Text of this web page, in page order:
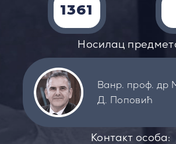
1361
Носилац
Ванр. проф. др
Д. Поповић
Контакт особа: